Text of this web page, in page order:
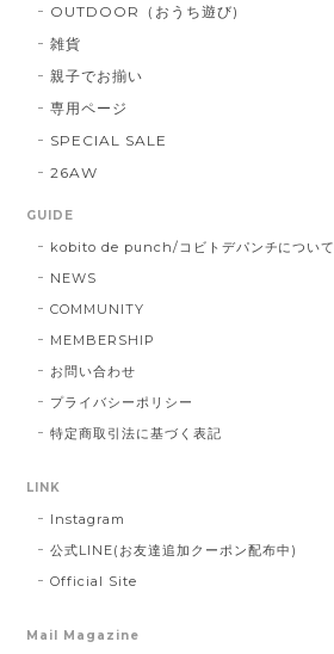
OUTDOOR（おうち遊び)
雑貨
親子でお揃い
専用ページ
SPECIAL SALE
26AW
GUIDE
kobito de punch/コビトデパンチについて
NEWS
COMMUNITY
MEMBERSHIP
お問い合わせ
プライバシーポリシー
特定商取引法に基づく表記
LINK
Instagram
公式LINE(お友達追加クーポン配布中)
Official Site
Mail Magazine